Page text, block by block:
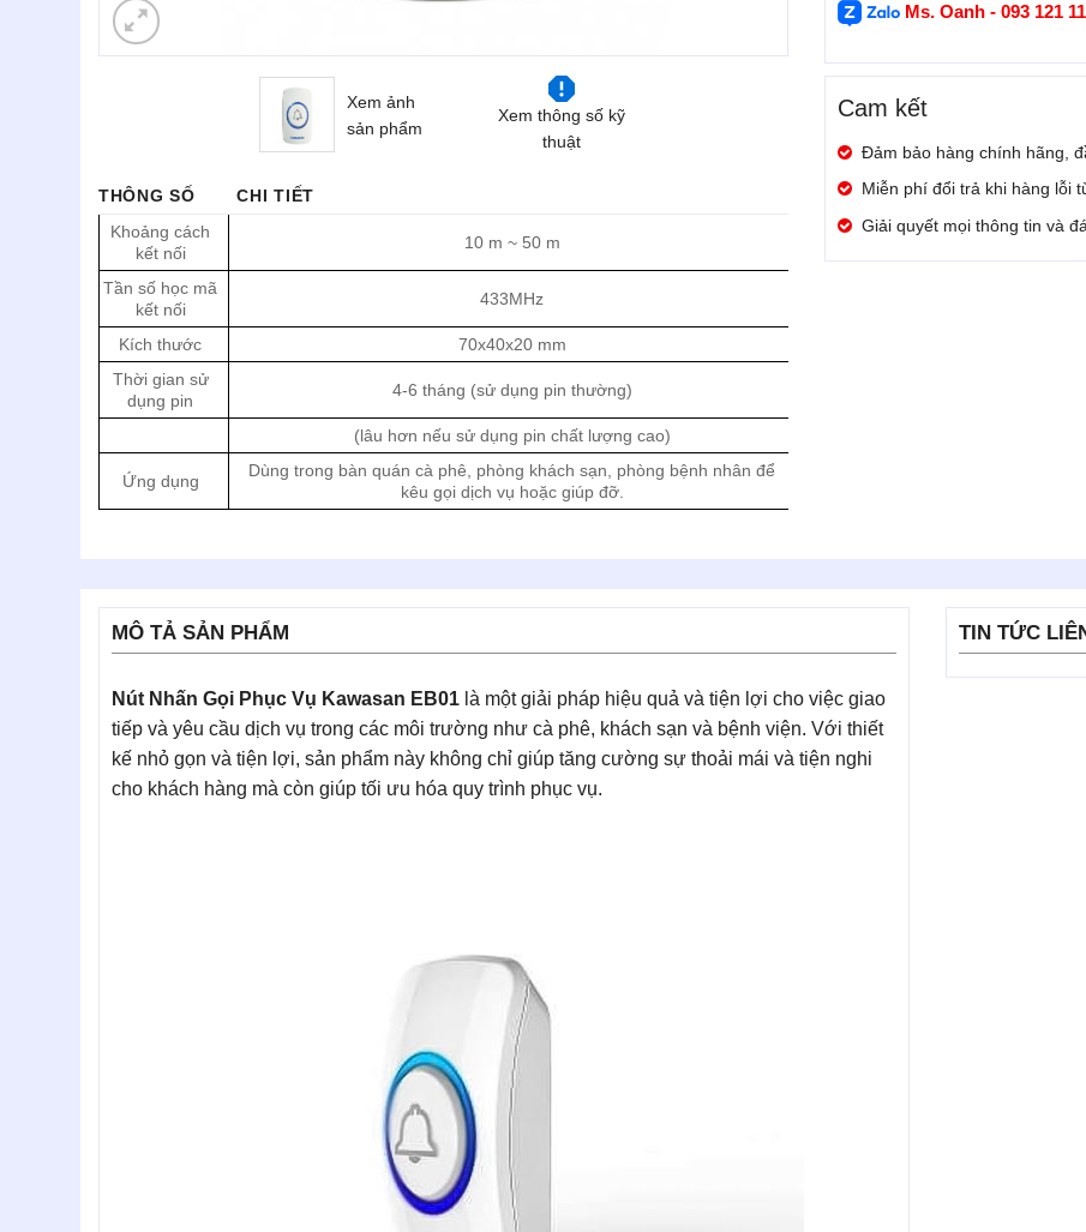
Xem ảnh
sản phẩm
Xem thông số kỹ
thuật
THÔNG SỐ
CHI TIẾT
Khoảng cách
kết nối
10 m ~ 50 m
Tần số học mã
kết nối
433MHz
Kích thước
70x40x20 mm
Thời gian sử
dụng pin
4-6 tháng (sử dụng pin thường)
(lâu hơn nếu sử dụng pin chất lượng cao)
Ứng dụng
Dùng trong bàn quán cà phê, phòng khách sạn, phòng bệnh nhân để
kêu gọi dịch vụ hoặc giúp đỡ.
Ms. Oanh - 093 121
Cam kết
Đảm bảo hàng chính hãng,
Miễn phí đổi trả khi hàng lỗi
Giải quyết mọi thông tin và
MÔ TẢ SẢN PHẨM
Nút Nhấn Gọi Phục Vụ Kawasan EB01 là một giải pháp hiệu quả và tiện lợi cho việc giao
tiếp và yêu cầu dịch vụ trong các môi trường như cà phê, khách sạn và bệnh viện. Với thiết
kế nhỏ gọn và tiện lợi, sản phẩm này không chỉ giúp tăng cường sự thoải mái và tiện nghi
cho khách hàng mà còn giúp tối ưu hóa quy trình phục vụ.
TIN TỨC